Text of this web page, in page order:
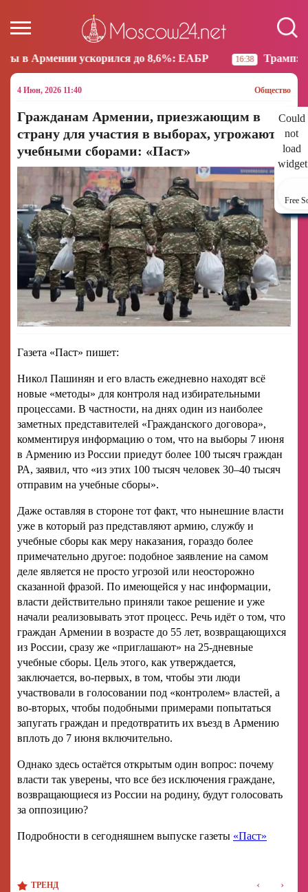
до 8,6%: ЕАБР 16:38 Трамп: США больше не
4 Июн, 2026 11:40 Общество
Could
not
load
Free
Гражданам Армении, приезжающим в
страну для участия в выборах, угрожают
учебными сборами: «Паст»
Газета «Паст» пишет:
Никол Пашинян и его власть ежедневно находят всё
новые «методы» для контроля над избирательными
процессами. В частности, на днях один из наиболее
заметных представителей «Гражданского договора»,
комментируя информацию о том, что на выборы 7 июня
в Армению из России приедут более 100 тысяч граждан
РА, заявил, что «из этих 100 тысяч человек 30–40 тысяч
отправим на учебные сборы».
Даже оставляя в стороне тот факт, что нынешние власти
уже в который раз представляют армию, службу и
учебные сборы как меру наказания, гораздо более
примечательно другое: подобное заявление на самом
деле является не просто угрозой или неосторожно
сказанной фразой. По имеющейся у нас информации,
власти действительно приняли такое решение и уже
начали реализовывать этот процесс. Речь идёт о том, что
граждан Армении в возрасте до 55 лет, возвращающихся
из России, сразу же «приглашают» на 25-дневные
учебные сборы. Цель этого, как утверждается,
заключается, во-первых, в том, чтобы эти люди
участвовали в голосовании под «контролем» властей, а
во-вторых, чтобы подобными примерами попытаться
запугать граждан и предотвратить их въезд в Армению
вплоть до 7 июня включительно.
Однако здесь остаётся открытым один вопрос: почему
власти так уверены, что все без исключения граждане,
возвращающиеся из России на родину, будут голосовать
за оппозицию?
Подробности в сегодняшнем выпуске газеты «Паст»
ТРЕНД ‹ ›